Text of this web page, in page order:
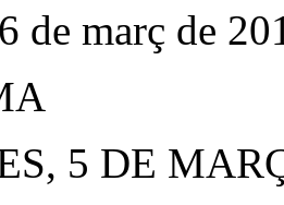
de març de
5 DE